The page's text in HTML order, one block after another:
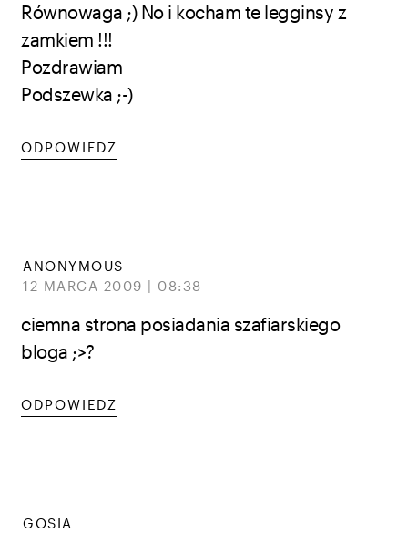
Równowaga ;) No i kocham te legginsy z
zamkiem !!!
Pozdrawiam
Podszewka ;-)
ODPOWIEDZ
ANONYMOUS
12 MARCA 2009 | 08:38
ciemna strona posiadania szafiarskiego
bloga ;>?
ODPOWIEDZ
GOSIA